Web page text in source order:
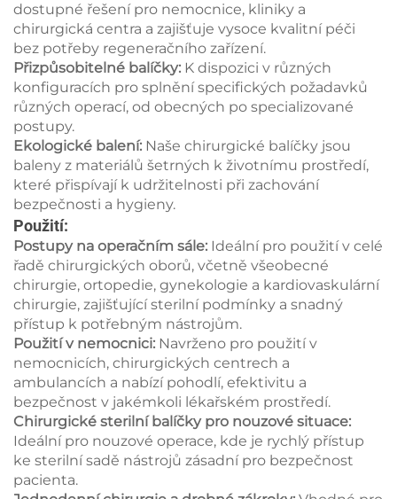
dostupné řešení pro nemocnice, kliniky a
chirurgická centra a zajišťuje vysoce kvalitní péči
bez potřeby regeneračního zařízení.
Přizpůsobitelné balíčky: K dispozici v různých
konfiguracích pro splnění specifických požadavků
různých operací, od obecných po specializované
postupy.
Ekologické balení: Naše chirurgické balíčky jsou
baleny z materiálů šetrných k životnímu prostředí,
které přispívají k udržitelnosti při zachování
bezpečnosti a hygieny.
Použití:
Postupy na operačním sále: Ideální pro použití v celé
řadě chirurgických oborů, včetně všeobecné
chirurgie, ortopedie, gynekologie a kardiovaskulární
chirurgie, zajišťující sterilní podmínky a snadný
přístup k potřebným nástrojům.
Použití v nemocnici: Navrženo pro použití v
nemocnicích, chirurgických centrech a
ambulancích a nabízí pohodlí, efektivitu a
bezpečnost v jakémkoli lékařském prostředí.
Chirurgické sterilní balíčky pro nouzové situace:
Ideální pro nouzové operace, kde je rychlý přístup
ke sterilní sadě nástrojů zásadní pro bezpečnost
pacienta.